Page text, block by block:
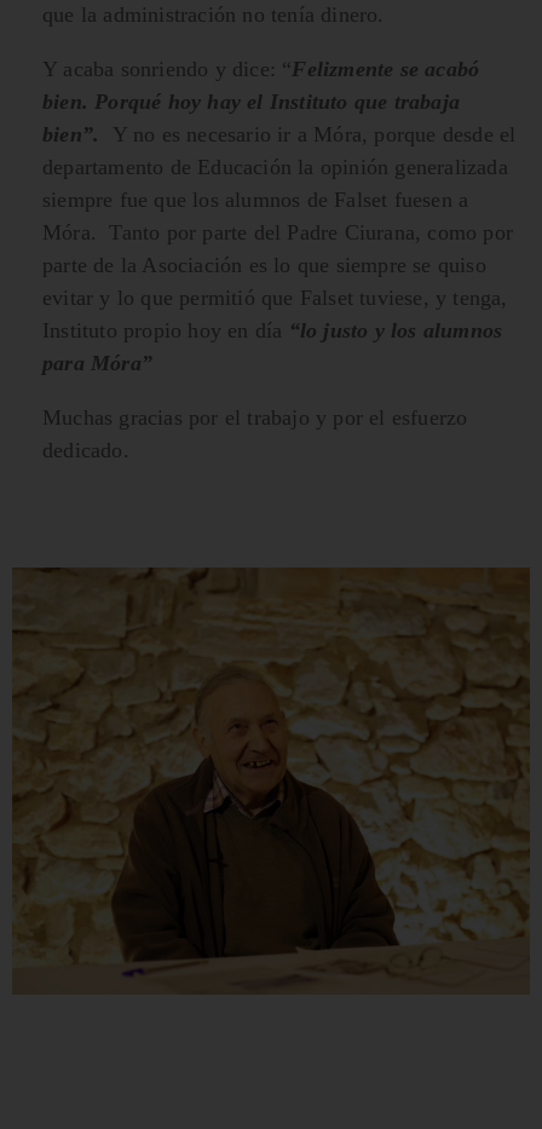
que la administración no tenía dinero.
Y acaba sonriendo y dice: “ Felizmente se acabó
bien. Porqué hoy hay el Instituto que trabaja
bien”. Y no es necesario ir a Móra, porque desde el
departamento de Educación la opinión generalizada
siempre fue que los alumnos de Falset fuesen a
Móra. Tanto por parte del Padre Ciurana, como por
parte de la Asociación es lo que siempre se quiso
evitar y lo que permitió que Falset tuviese, y tenga,
Instituto propio hoy en día “lo justo y los alumnos
para Móra”
Muchas gracias por el trabajo y por el esfuerzo
dedicado.